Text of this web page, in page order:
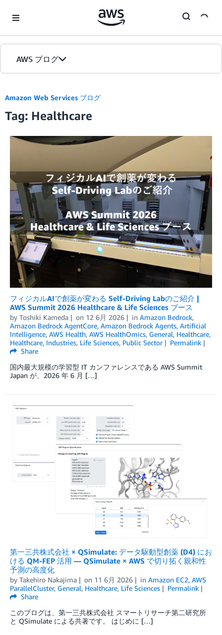
AWS ブログ
カテゴリ
エディション
Amazon Web Services ブログ
Tag: Healthcare
フィジカルAIで創薬が変わる Self-Driving Labのご紹介 |
AWS Summit 2026 Healthcare & Life Sciences ブース
by Toshiki Kameda on 12 6月 2026 in Amazon Bedrock,
Amazon Bedrock AgentCore, Amazon Bedrock Agents, Artificial
Intelligence, AWS Health, AWS HealthOmics, General, Healthcare,
Healthcare, Industries, Life Sciences, Public Sector
Permalink
Share
国内最大規模の学習型 IT カンファレンスである AWS Summit
Japan が、2026 年 6 月 […]
第一三共株式会社 × QSimulate: データ駆動型創薬 (D4) にお
ける QM-FEP 活用 — QSimulate × AWS で切り拓く親和性
予測の高度化
by Takehiro Nakajima on 11 6月 2026 in Amazon EC2, AWS
ParallelCluster, General, Healthcare, Life Sciences
Permalink
Share
このブログは、第一三共株式会社 スマートリサーチ第二研究所
と QSimulate による共著です。 はじめに […]